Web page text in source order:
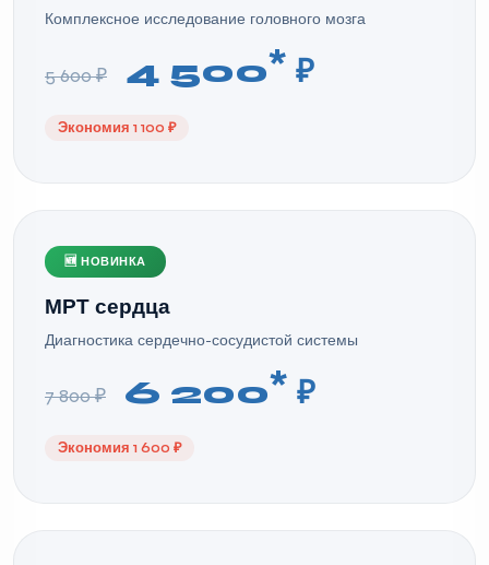
Комплексное исследование головного мозга
5 600 ₽ 4 500* ₽
Экономия 1 100 ₽
🆕 НОВИНКА
МРТ сердца
Диагностика сердечно-сосудистой системы
7 800 ₽ 6 200* ₽
Экономия 1 600 ₽